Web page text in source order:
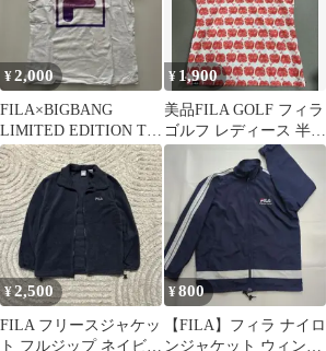
¥2,000
FILA×BIGBANG
LIMITED EDITION Tシ
ャツ
¥ 1,900
美品FILA GOLF フィラ
ゴルフ レディース 半袖
ポロシャツ M りんご柄
¥2,500
FILA フリースジャケッ
ト フルジップ ネイビー
¥800
【FILA】フィラ ナイロ
ンジャケット ウィンド